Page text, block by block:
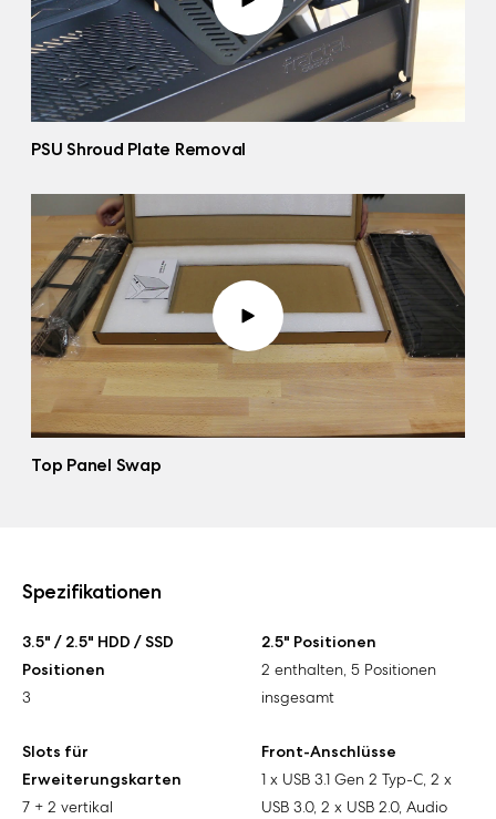
PSU Shroud Plate Removal
Top Panel Swap
Spezifikationen
3.5" / 2.5" HDD / SSD
Positionen
3
2.5" Positionen
2 enthalten, 5 Positionen
insgesamt
Slots für
Erweiterungskarten
7 + 2 vertikal
Front-Anschlüsse
1 x USB 3.1 Gen 2 Typ-C, 2 x
USB 3.0, 2 x USB 2.0, Audio